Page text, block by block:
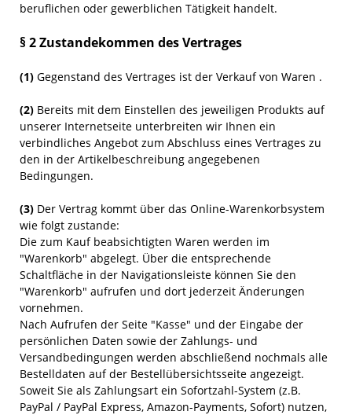
beruflichen oder gewerblichen Tätigkeit handelt.
§ 2 Zustandekommen des Vertrages
(1) Gegenstand des Vertrages ist der Verkauf von Waren .
(2) Bereits mit dem Einstellen des jeweiligen Produkts auf
unserer Internetseite unterbreiten wir Ihnen ein
verbindliches Angebot zum Abschluss eines Vertrages zu
den in der Artikelbeschreibung angegebenen
Bedingungen.
(3) Der Vertrag kommt über das Online-Warenkorbsystem
wie folgt zustande:
Die zum Kauf beabsichtigten Waren werden im
"Warenkorb" abgelegt. Über die entsprechende
Schaltfläche in der Navigationsleiste können Sie den
"Warenkorb" aufrufen und dort jederzeit Änderungen
vornehmen.
Nach Aufrufen der Seite "Kasse" und der Eingabe der
persönlichen Daten sowie der Zahlungs- und
Versandbedingungen werden abschließend nochmals alle
Bestelldaten auf der Bestellübersichtsseite angezeigt.
Soweit Sie als Zahlungsart ein Sofortzahl-System (z.B.
PayPal / PayPal Express, Amazon-Payments, Sofort) nutzen,